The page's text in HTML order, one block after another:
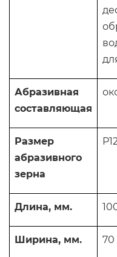
Абразивная
составляющая
Размер
абразивного
зерна
Длина, мм.
Ширина, мм. 70